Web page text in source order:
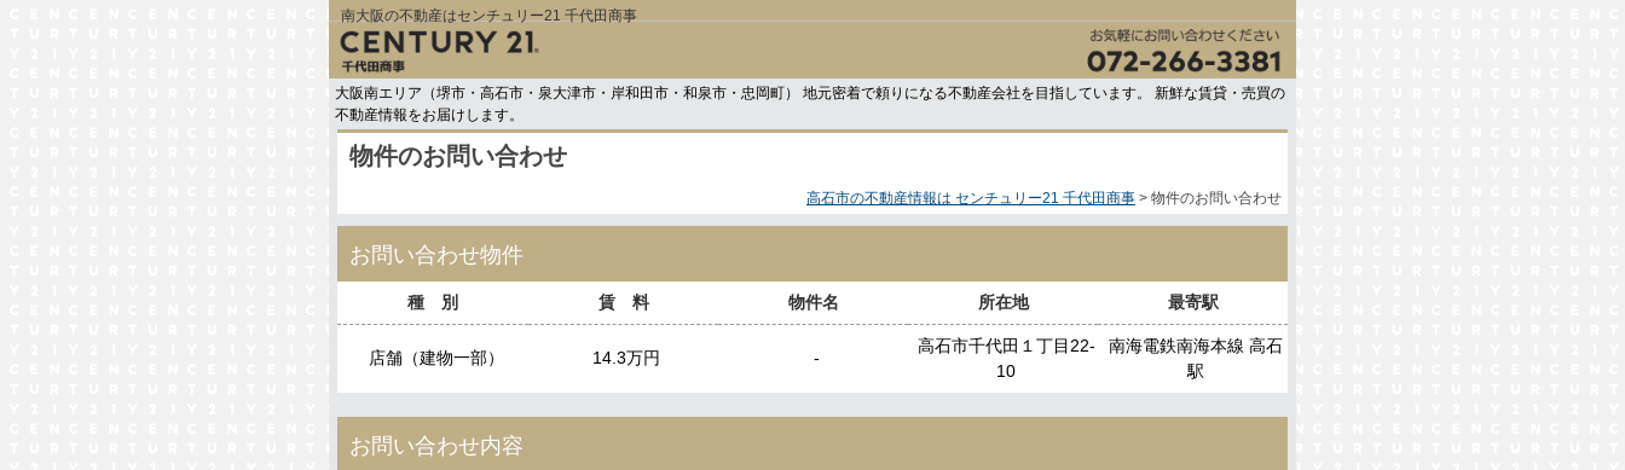
南大阪の不動産はセンチュリー21 千代田商事
大阪南エリア（堺市・高石市・泉大津市・岸和田市・和泉市・忠岡町） 地元密着で頼りになる不動産会社を目指しています。 新鮮な賃貸・売買の
不動産情報をお届けします。
物件のお問い合わせ
高石市の不動産情報は センチュリー21 千代田商事 物件のお問い合わせ
お問い合わせ物件
種 別 賃 料 物件名 所在地 最寄駅
店舗（建物一部） 14.3万円 -
高石市千代田１丁目22-
10
南海電鉄南海本線 高石
駅
お問い合わせ内容